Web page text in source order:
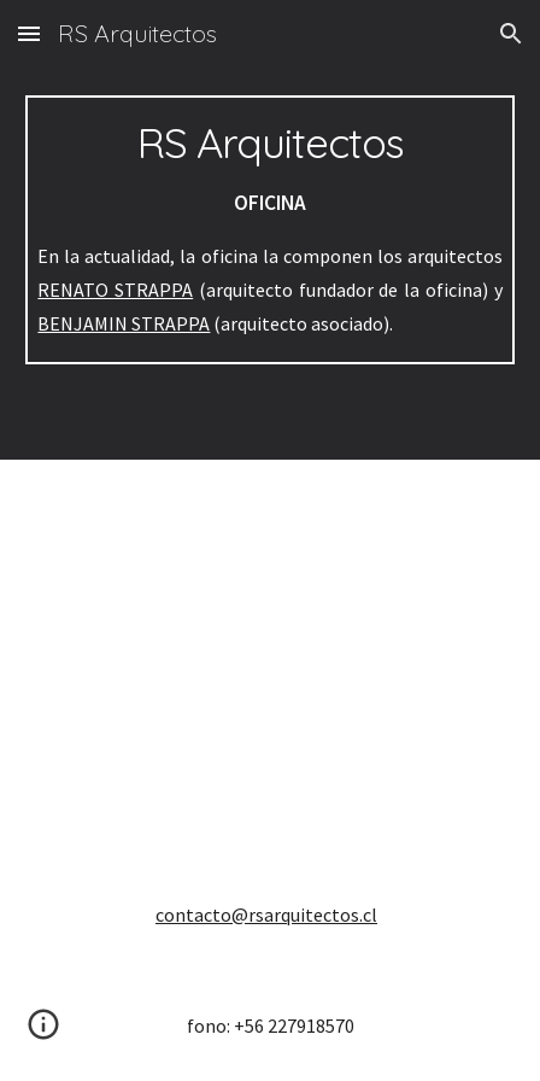
Skip to main content Skip to navigation
RS Arquitectos
RS Arquitectos
OFICINA
En la actualidad, la oficina la componen los arquitectos
RENATO STRAPPA (arquitecto fundador de la oficina) y
BENJAMIN STRAPPA (arquitecto asociado).
contacto@rsarquitectos.cl
fono: +56 227918570